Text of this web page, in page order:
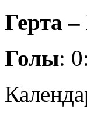
Герта
Голы: